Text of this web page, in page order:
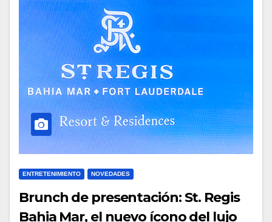
ENTRETENIMIENTO NOVEDADES
Brunch de presentación: St. Regis
Bahia Mar, el nuevo ícono del lujo